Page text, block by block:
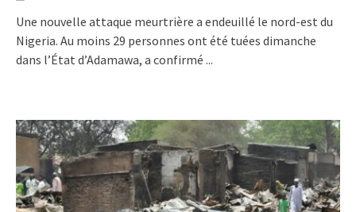
Une nouvelle attaque meurtrière a endeuillé le nord-est du
Nigeria. Au moins 29 personnes ont été tuées dimanche
dans l’État d’Adamawa, a confirmé ...